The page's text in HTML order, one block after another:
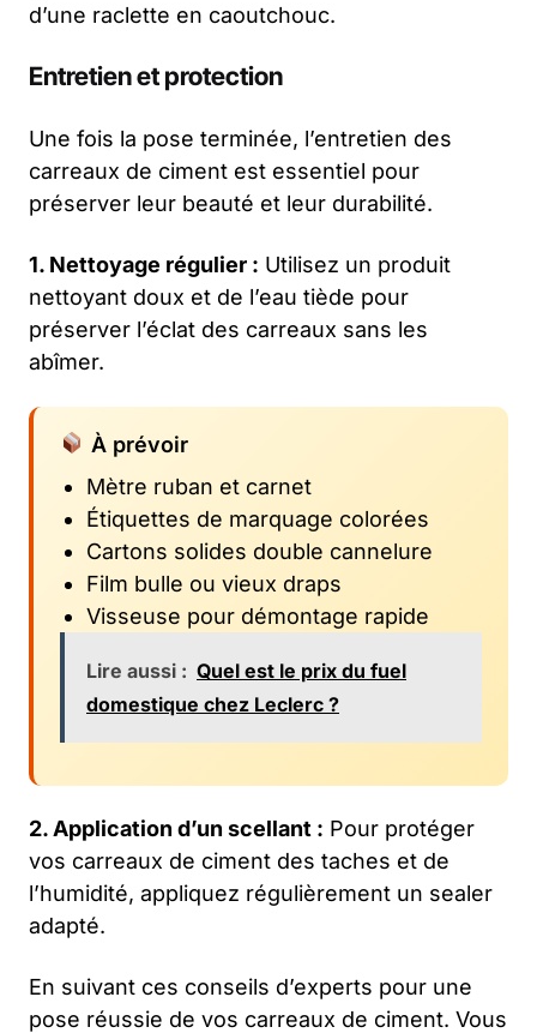
d’une raclette en caoutchouc.
Entretien et protection
Une fois la pose terminée, l’entretien des
carreaux de ciment est essentiel pour
préserver leur beauté et leur durabilité.
1. Nettoyage régulier : Utilisez un produit
nettoyant doux et de l’eau tiède pour
préserver l’éclat des carreaux sans les
abîmer.
À prévoir
Mètre ruban et carnet
Étiquettes de marquage colorées
Cartons solides double cannelure
Film bulle ou vieux draps
Visseuse pour démontage rapide
Lire aussi : Quel est le prix du fuel
domestique chez Leclerc ?
2. Application d’un scellant : Pour protéger
vos carreaux de ciment des taches et de
l’humidité, appliquez régulièrement un sealer
adapté.
En suivant ces conseils d’experts pour une
pose réussie de vos carreaux de ciment. Vous